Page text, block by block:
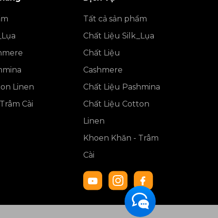
Linen
Cài
Tất cả sản phẩm
Chất Liệu Silk_Lụa
Chất Liệu
Cashmere
Chất Liệu Pashmina
Chất Liệu Cotton
Linen
Khoen Khăn - Trâm
Cài